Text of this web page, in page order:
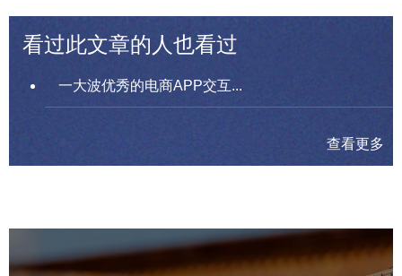
看过此文章的人也看过
一大波优秀的电商APP交互...
查看更多